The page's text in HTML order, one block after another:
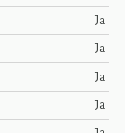
Ja
Ja
Ja
Ja